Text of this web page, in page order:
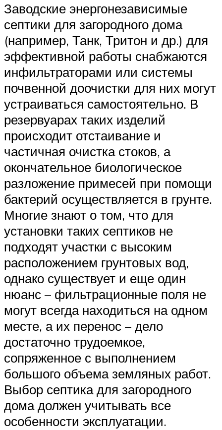
Заводские энергонезависимые
септики для загородного дома
(например, Танк, Тритон и др.) для
эффективной работы снабжаются
инфильтраторами или системы
почвенной доочистки для них могут
устраиваться самостоятельно. В
резервуарах таких изделий
происходит отстаивание и
частичная очистка стоков, а
окончательное биологическое
разложение примесей при помощи
бактерий осуществляется в грунте.
Многие знают о том, что для
установки таких септиков не
подходят участки с высоким
расположением грунтовых вод,
однако существует и еще один
нюанс – фильтрационные поля не
могут всегда находиться на одном
месте, а их перенос – дело
достаточно трудоемкое,
сопряженное с выполнением
большого объема земляных работ.
Выбор септика для загородного
дома должен учитывать все
особенности эксплуатации.